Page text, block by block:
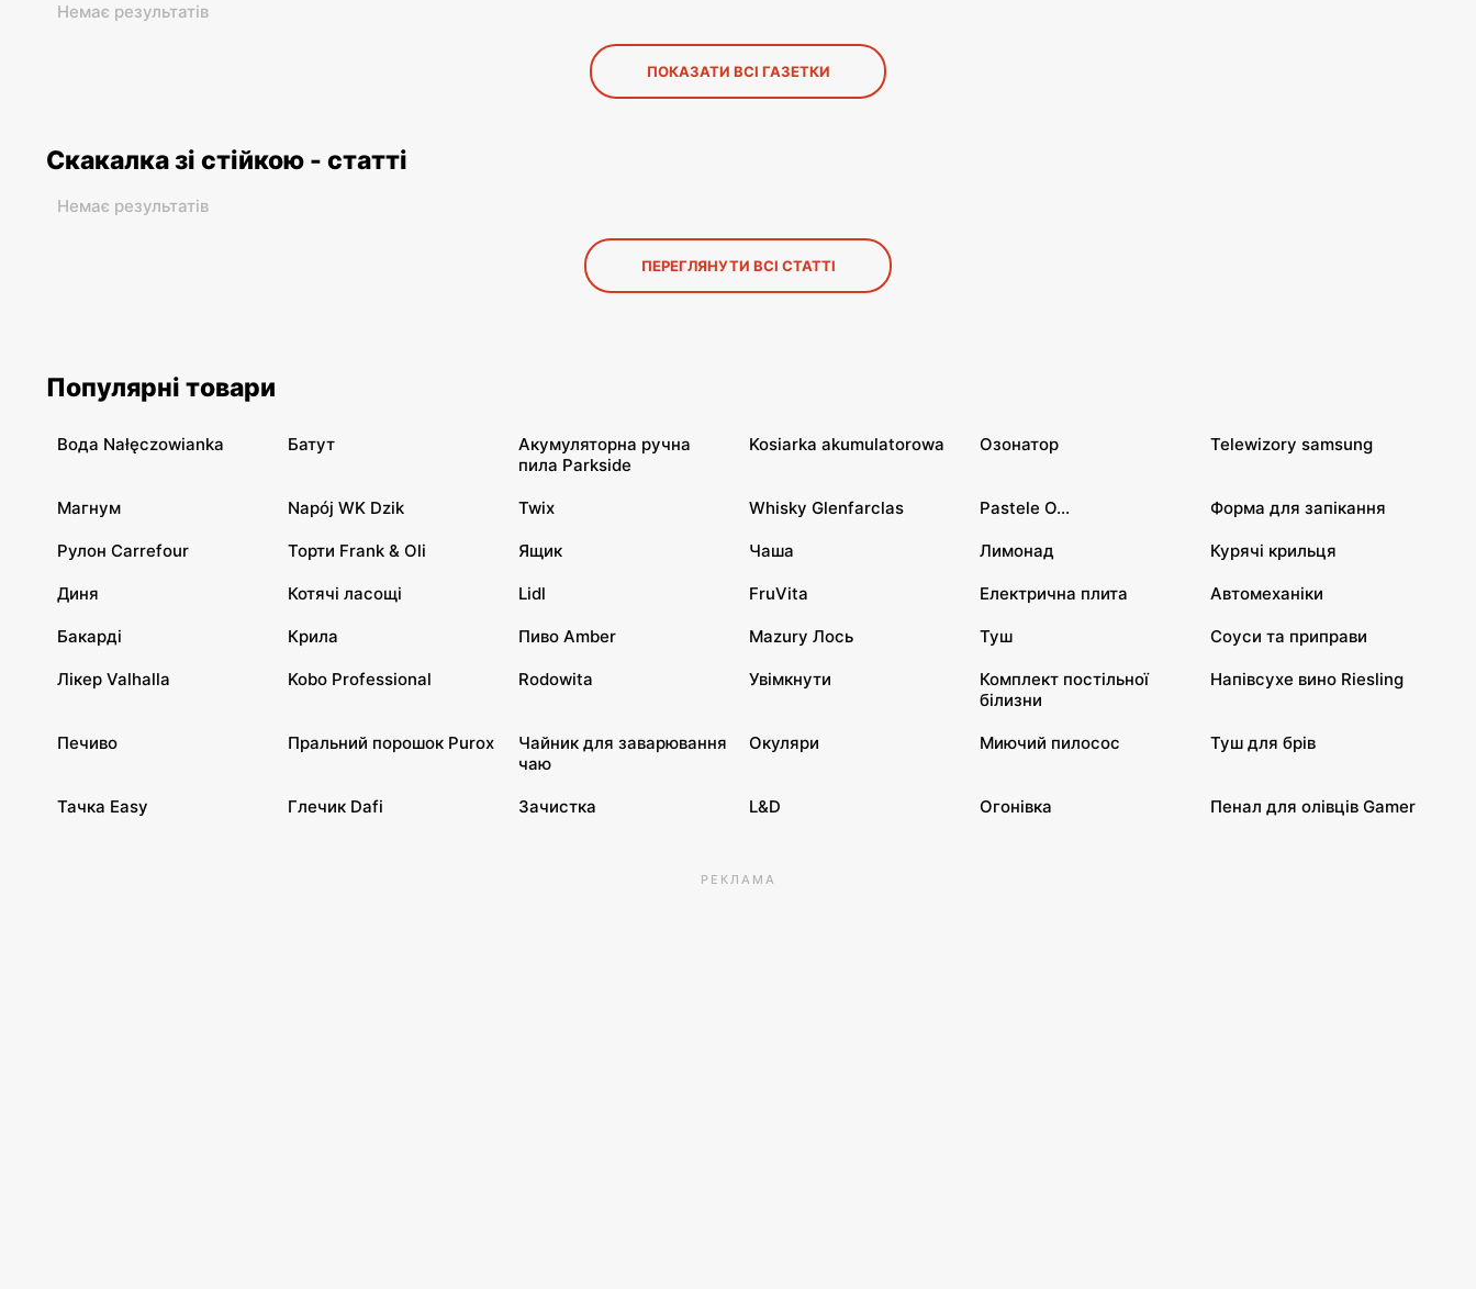
Немає результатів
ПОКАЗАТИ ВСІ ГАЗЕТКИ
Скакалка зі стійкою - статті
Немає результатів
ПЕРЕГЛЯНУТИ ВСІ СТАТТІ
Популярні товари
Вода Nałęczowianka Батут
Акумуляторна ручна
пила Parkside
Kosiarka akumulatorowa Озонатор Telewizory samsung
Магнум Napój WK Dzik Twix Whisky Glenfarclas Pastele O... Форма для запікання
Рулон Carrefour Торти Frank & Oli Ящик Чаша Лимонад Курячі крильця
Диня Котячі ласощі Lidl FruVita Електрична плита Автомеханіки
Бакарді Крила Пиво Amber Mazury Лось Туш Соуси та приправи
Лікер Valhalla Kobo Professional Rodowita Увімкнути
Комплект постільної
білизни
Напівсухе вино Riesling
Печиво Пральний порошок Purox
Чайник для заварювання
чаю
Окуляри Миючий пилосос Туш для брів
Тачка Easy Глечик Dafi Зачистка L&D Огонівка Пенал для олівців Gamer
РЕКЛАМА